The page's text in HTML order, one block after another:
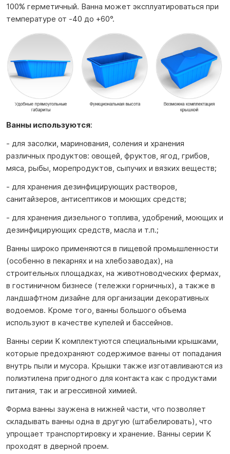
100% герметичный. Ванна может эксплуатироваться при
температуре от -40 до +60°.
Ванны используются:
- для засолки, маринования, соления и хранения
различных продуктов: овощей, фруктов, ягод, грибов,
мяса, рыбы, морепродуктов, сыпучих и вязких веществ;
- для хранения дезинфицирующих растворов,
санитайзеров, антисептиков и моющих средств;
- для хранения дизельного топлива, удобрений, моющих и
дезинфицирующих средств, масла и т.п.;
Ванны широко применяются в пищевой промышленности
(особенно в пекарнях и на хлебозаводах), на
строительных площадках, на животноводческих фермах,
в гостиничном бизнесе (тележки горничных), а также в
ландшафтном дизайне для организации декоративных
водоемов. Кроме того, ванны большого объема
используют в качестве купелей и бассейнов.
Ванны серии K комплектуются специальными крышками,
которые предохраняют содержимое ванны от попадания
внутрь пыли и мусора. Крышки также изготавливаются из
полиэтилена пригодного для контакта как с продуктами
питания, так и агрессивной химией.
Форма ванны заужена в нижней части, что позволяет
складывать ванны одна в другую (штабелировать), что
упрощает транспортировку и хранение. Ванны серии K
проходят в дверной проем.